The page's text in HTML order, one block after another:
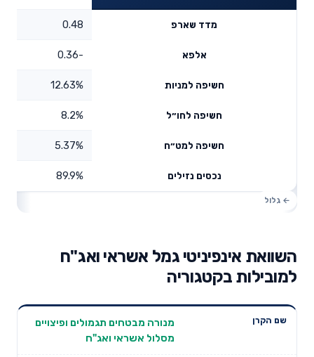
מדד שארפ 0.48
אלפא -0.36
חשיפה למניות 12.63%
חשיפה לחו״ל 8.2%
חשיפה למט״ח 5.37%
נכסים נזילים 89.9%
השוואת אינפיניטי גמל אשראי ואג"ח
למובילות בקטגוריה
שנתית 3
תשואה
שנתית 5
דמי ניהול
מנורה מבטחים תגמולים ופיצויים
מסלול אשראי ואג"ח